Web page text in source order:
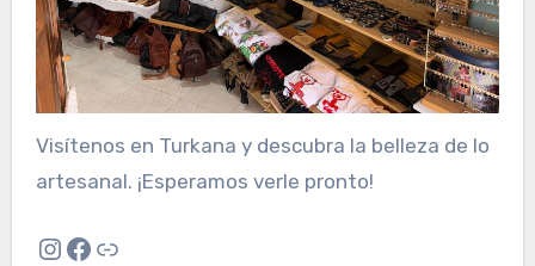
Visítenos en Turkana y descubra la belleza de lo
artesanal. ¡Esperamos verle pronto!
Instagram
Facebook
Enlace